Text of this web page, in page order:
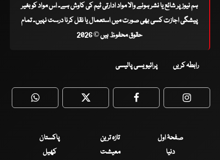
ہم نیوز پر شائع یا نشر ہونے والا مواد ادارتی ٹیم کی کاوش ہے۔ اس مواد کو بغیر
پیشگی اجازت کسی بھی صورت میں استعمال یا نقل کرنا درست نہیں۔ تمام
حقوق محفوظ ہیں © 2026
رابطہ کریں پرائیویسی پالیسی
WhatsApp Twitter Facebook
صفحۂ اول تازہ ترین
پاکستان
دنیا
معیشت کھیل